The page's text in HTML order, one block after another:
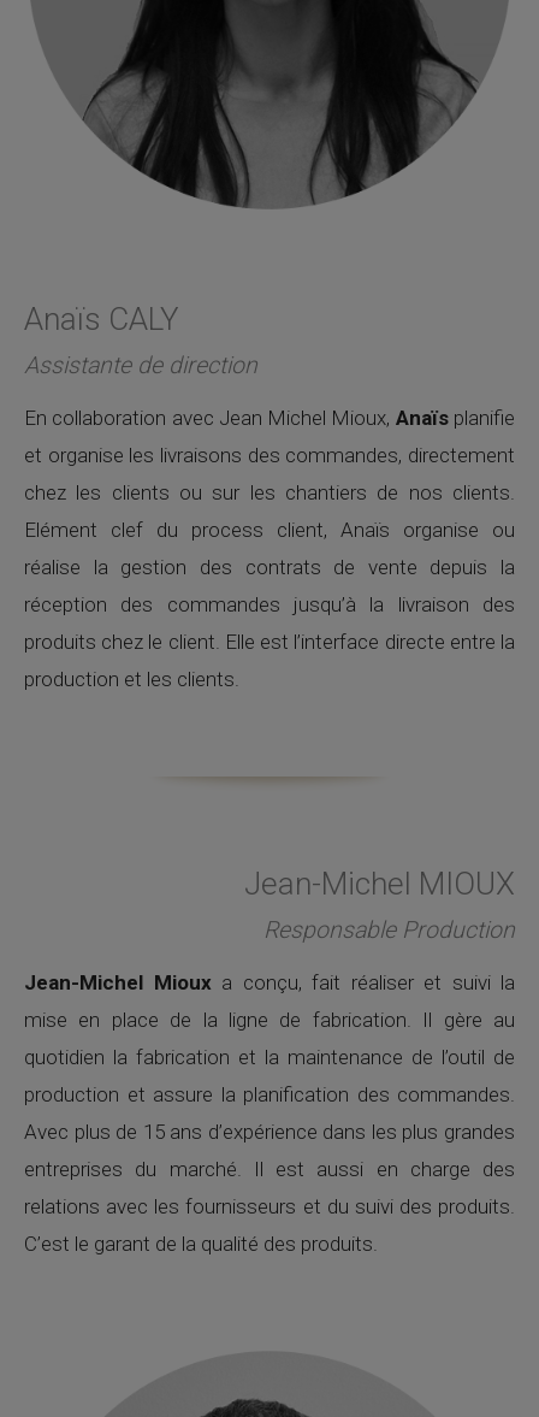
Anaïs CALY
Assistante de direction
En collaboration avec Jean Michel Mioux, Anaïsplanifie
et organise les livraisons des commandes, directement
chez les clients ou sur les chantiers de nos clients.
Elément clef du process client, Anaïs organise ou
réalise la gestion des contrats de vente depuis la
réception des commandes jusqu’à la livraison des
produits chez le client. Elle est l’interface directe entre la
production et les clients.
Jean-Michel MIOUX
Responsable Production
Jean-Michel Mioux a conçu, fait réaliser et suivi la
mise en place de la ligne de fabrication. Il gère au
quotidien la fabrication et la maintenance de l’outil de
production et assure la planification des commandes.
Avec plus de 15 ans d’expérience dans les plus grandes
entreprises du marché. Il est aussi en charge des
relations avec les fournisseurs et du suivi des produits.
C’est le garant de la qualité des produits.